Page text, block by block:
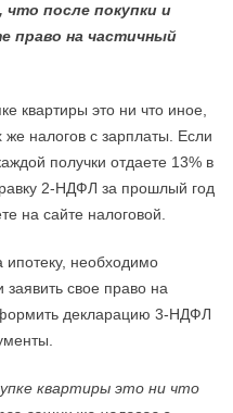
после покупки и
право на частичный
квартиры это ни что иное,
же налогов с зарплаты. Если
получки отдаете 13% в
2-НДФЛ за прошлый год
на сайте налоговой.
ипотеку, необходимо
заявить свое право на
декларацию 3-НДФЛ
квартиры это ни что